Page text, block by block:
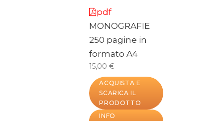
pdf
MONOGRAFIE
250 pagine in
formato A4
15,00 €
ACQUISTA E
SCARICA IL
PRODOTTO
INFO